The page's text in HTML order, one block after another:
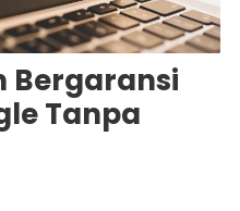
Bergaransi
Tanpa